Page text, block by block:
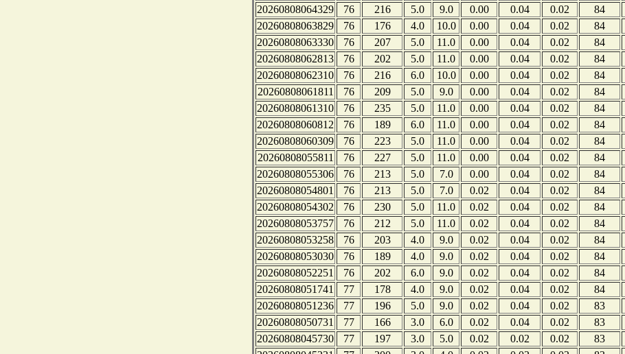
20260808064329
76 216 5.0 9.0 0.00 0.04 0.02 84
20260808063829
76 176 4.0 10.0 0.00 0.04 0.02 84
20260808063330
76 207 5.0 11.0 0.00 0.04 0.02 84
20260808062813
76 202 5.0 11.0 0.00 0.04 0.02 84
20260808062310
76 216 6.0 10.0 0.00 0.04 0.02 84
20260808061811
76 209 5.0 9.0 0.00 0.04 0.02 84
20260808061310
76 235 5.0 11.0 0.00 0.04 0.02 84
20260808060812
76 189 6.0 11.0 0.00 0.04 0.02 84
20260808060309
76 223 5.0 11.0 0.00 0.04 0.02 84
20260808055811
76 227 5.0 11.0 0.00 0.04 0.02 84
20260808055306
76 213 5.0 7.0 0.00 0.04 0.02 84
20260808054801
76 213 5.0 7.0 0.02 0.04 0.02 84
20260808054302
76 230 5.0 11.0 0.02 0.04 0.02 84
20260808053757
76 212 5.0 11.0 0.02 0.04 0.02 84
20260808053258
76 203 4.0 9.0 0.02 0.04 0.02 84
20260808053030
76 189 4.0 9.0 0.02 0.04 0.02 84
20260808052251
76 202 6.0 9.0 0.02 0.04 0.02 84
20260808051741
77 178 4.0 9.0 0.02 0.04 0.02 84
20260808051236
77 196 5.0 9.0 0.02 0.04 0.02 83
20260808050731
77 166 3.0 6.0 0.02 0.04 0.02 83
20260808045730
77 197 3.0 5.0 0.02 0.02 0.02 83